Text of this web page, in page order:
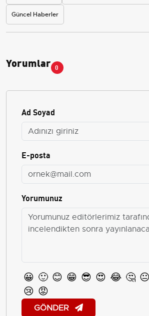
Güncel Haberler
Yorumlar 0
Ad Soyad
E-posta
Yorumunuz
😀 🙂 😊 😁 😎 😍 😂 🤔 😐
😢 😡
GÖNDER